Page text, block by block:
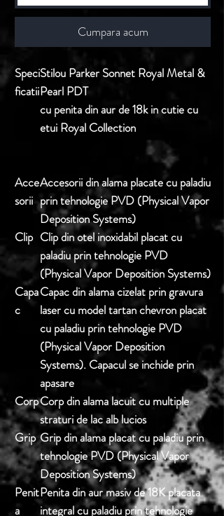
Cumpara acum
Speci
ficatii
Stilou Parker Sonnet Royal Metal &
Pearl PDT
cu penita din aur de 18k in cutie cu
etui Royal Collection
Acce
sorii
Accesorii din alama placate cu paladiu
prin tehnologie PVD (Physical Vapor
Deposition Systems)
Clip Clip din otel inoxidabil placat cu
paladiu prin tehnologie PVD
(Physical Vapor Deposition Systems)
Capa
c
Capac din alama cizelat prin gravura
laser cu model tartan chevron placat
cu paladiu prin tehnologie PVD
(Physical Vapor Deposition
Systems). Capacul se inchide prin
apasare
CorpCorp din alama lacuit cu multiple
straturi de lac alb lucios
Grip Grip din alama placat cu paladiu prin
tehnologie PVD (Physical Vapor
Deposition Systems)
Penit
a
Penita din aur masiv de 18K placata
integral cu paladiu prin tehnologie